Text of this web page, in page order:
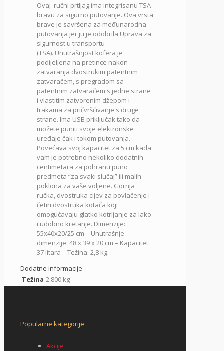
Ovaj ručni prtljag ima integrisanu TSA
bravu za sigurno putovanje. Ova vrsta
brave je savršena za međunarodna
putovanja jer ju je odobrila Uprava za
sigurnost u transportu
(TSA). Unutrašnjost kofera je
podijeljena na pretince nakon
zatvaranja dvostrukim patentnim
zatvaračem, s pregradom sa
patentnim zatvaračem s jedne strane
i vlastitim zatvorenim džepom i
trakama za pričvršćivanje s druge
strane. Ima USB priključak tako da
možete puniti svoje elektronske
uređaje čak i tokom putovanja.
Povećava svoj kapacitet za 5 cm kada
vam je potrebno nekoliko dodatnih
centimetara za pohranu puno
predmeta “za svaki slučaj” ili malih
poklona za vaše voljene. Gornja
ručka, dvostruka cijev za povlačenje i
četiri dvostruka kotača koji
omogućavaju glatko kotrljanje za lako
i udobno kretanje. Dimenzije:
55x40x20/25 cm – Unutrašnje
dimenzije: 48 x 39 x 20 cm – Kapacitet:
37 litara – Težina: 2,8 kg.
Dodatne informacije
Težina 2.800 kg
Popularne kategorije
Akcije